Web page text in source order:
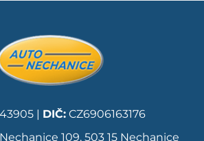
| DIČ:CZ6906163176
109, 503 15 Nechanice